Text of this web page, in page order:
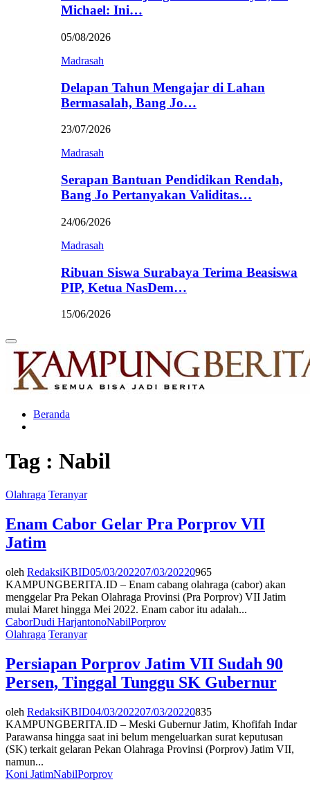
Michael: Ini…
05/08/2026
Madrasah
Delapan Tahun Mengajar di Lahan
Bermasalah, Bang Jo…
23/07/2026
Madrasah
Serapan Bantuan Pendidikan Rendah,
Bang Jo Pertanyakan Validitas…
24/06/2026
Madrasah
Ribuan Siswa Surabaya Terima Beasiswa
PIP, Ketua NasDem…
15/06/2026
Primary
Menu
Beranda
Tag : Nabil
Olahraga Teranyar
Enam Cabor Gelar Pra Porprov VII
Jatim
oleh RedaksiKBID05/03/202207/03/20220965
KAMPUNGBERITA.ID – Enam cabang olahraga (cabor) akan
menggelar Pra Pekan Olahraga Provinsi (Pra Porprov) VII Jatim
mulai Maret hingga Mei 2022. Enam cabor itu adalah...
CaborDudi HarjantonoNabilPorprov
Olahraga Teranyar
Persiapan Porprov Jatim VII Sudah 90
Persen, Tinggal Tunggu SK Gubernur
oleh RedaksiKBID04/03/202207/03/20220835
KAMPUNGBERITA.ID – Meski Gubernur Jatim, Khofifah Indar
Parawansa hingga saat ini belum mengeluarkan surat keputusan
(SK) terkait gelaran Pekan Olahraga Provinsi (Porprov) Jatim VII,
namun...
Koni JatimNabilPorprov